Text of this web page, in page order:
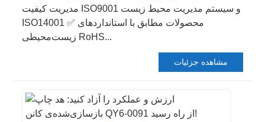
مدیریت کیفیت ISO9001 و سیستم مدیریت محیط زیست
ISO14001 ✅ محصولات مطابق با استانداردهای
زیست‌محیطی RoHS...
مشاهده جزئیات